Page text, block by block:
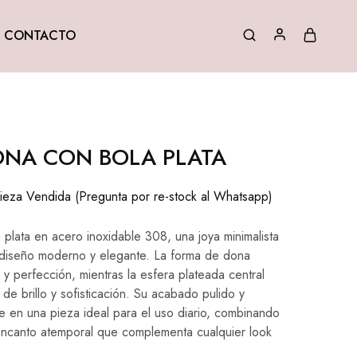
CONTACTO
CON BOLA PLATA
Vendida (Pregunta por re-stock al Whatsapp)
en acero inoxidable 308, una joya minimalista
moderno y elegante. La forma de dona
perfección, mientras la esfera plateada central
brillo y sofisticación. Su acabado pulido y
en una pieza ideal para el uso diario, combinando
atemporal que complementa cualquier look